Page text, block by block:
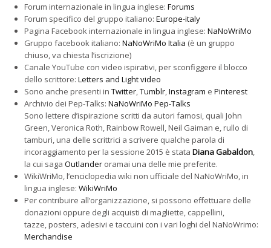
Forum internazionale in lingua inglese: Forums
Forum specifico del gruppo italiano: Europe-italy
Pagina Facebook internazionale in lingua inglese: NaNoWriMo
Gruppo facebook italiano: NaNoWriMo Italia (è un gruppo
chiuso, va chiesta l’iscrizione)
Canale YouTube con video ispirativi, per sconfiggere il blocco
dello scrittore: Letters and Light video
Sono anche presenti in Twitter,Tumblr,Instagram e Pinterest
Archivio dei Pep-Talks: NaNoWriMo Pep-Talks
Sono lettere d’ispirazione scritti da autori famosi, quali John
Green, Veronica Roth, Rainbow Rowell, Neil Gaiman e, rullo di
tamburi, una delle scrittrici a scrivere qualche parola di
incoraggiamento per la sessione 2015 è stata Diana Gabaldon,
la cui saga Outlander oramai una delle mie preferite.
WikiWriMo, l’enciclopedia wiki non ufficiale del NaNoWriMo, in
lingua inglese: WikiWriMo
Per contribuire all’organizzazione, si possono effettuare delle
donazioni oppure degli acquisti di magliette, cappellini,
tazze, posters, adesivi e taccuini con i vari loghi del NaNoWrimo:
Merchandise